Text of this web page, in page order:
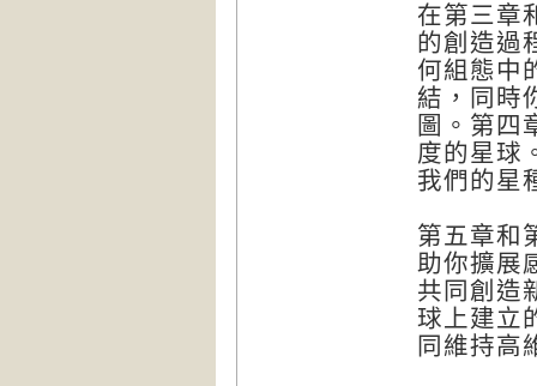
在第三章
的創造過
何組態中
結，同時
圖。第四
度的星球
我們的星
第五章和
助你擴展
共同創造
球上建立
同維持高